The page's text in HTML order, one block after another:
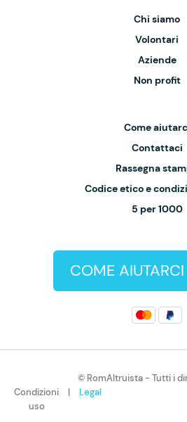
Chi siamo
Volontari
Aziende
Non profit
Come
Contattaci
Rassegna
Codice etico e
5 per 1000
COME AIUTARCI
© RomAltruista - Tutti i
Condizioni
uso
| Legal